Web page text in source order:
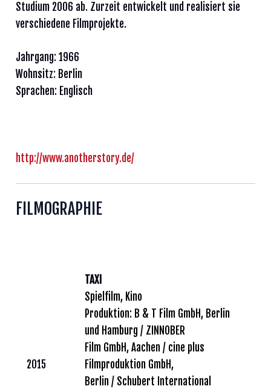
Studium 2006 ab. Zurzeit entwickelt und realisiert sie
verschiedene Filmprojekte.
Jahrgang: 1966
Wohnsitz: Berlin
Sprachen: Englisch
http://www.anotherstory.de/
FILMOGRAPHIE
2015
TAXI
Spielfilm, Kino
Produktion: B & T Film GmbH, Berlin
und Hamburg / ZINNOBER
Film GmbH, Aachen / cine plus
Filmproduktion GmbH,
Berlin / Schubert International